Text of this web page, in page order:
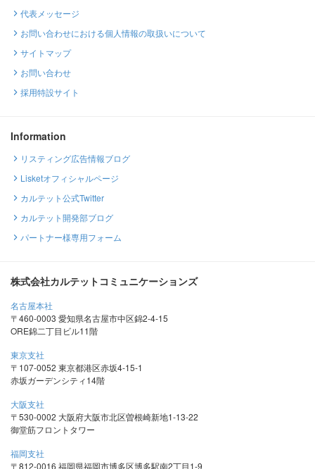
代表メッセージ
お問い合わせにおける個人情報の取扱いについて
サイトマップ
お問い合わせ
採用特設サイト
Information
リスティング広告情報ブログ
Lisketオフィシャルページ
カルテット公式Twitter
カルテット開発部ブログ
パートナー様専用フォーム
株式会社カルテットコミュニケーションズ
名古屋本社
〒460-0003 愛知県名古屋市中区錦2-4-15
ORE錦二丁目ビル11階
東京支社
〒107-0052 東京都港区赤坂4-15-1
赤坂ガーデンシティ14階
大阪支社
〒530-0002 大阪府大阪市北区曽根崎新地1-13-22
御堂筋フロントタワー
福岡支社
〒812-0016 福岡県福岡市博多区博多駅南2丁目1-9